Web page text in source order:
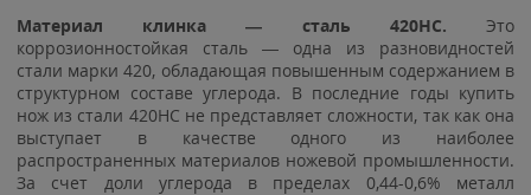
Материал клинка — сталь 420HC. Это
коррозионностойкая сталь — одна из разновидностей
стали марки 420, обладающая повышенным содержанием в
структурном составе углерода. В последние годы купить
нож из стали 420HC не представляет сложности, так как она
выступает в качестве одного из наиболее
распространенных материалов ножевой промышленности.
За счет доли углерода в пределах 0,44-0,6% металл